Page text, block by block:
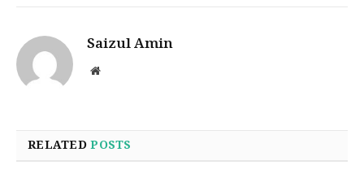
Saizul Amin
Website
RELATEDPOSTS